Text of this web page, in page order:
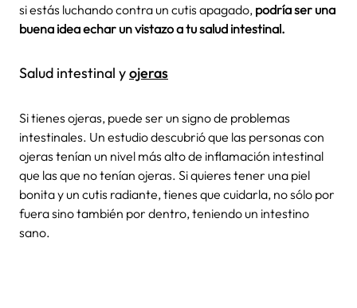
si estás luchando contra un cutis apagado, podría ser una
buena idea echar un vistazo a tu salud intestinal.
Salud intestinal yojeras
Si tienes ojeras, puede ser un signo de problemas
intestinales. Un estudio descubrió que las personas con
ojeras tenían un nivel más alto de inflamación intestinal
que las que no tenían ojeras. Si quieres tener una piel
bonita y un cutis radiante, tienes que cuidarla, no sólo por
fuera sino también por dentro, teniendo un intestino
sano.